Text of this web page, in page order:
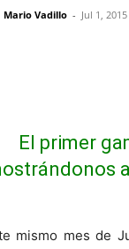
Mario Vadillo - Jul 1, 2015
El primer
mismo mes de